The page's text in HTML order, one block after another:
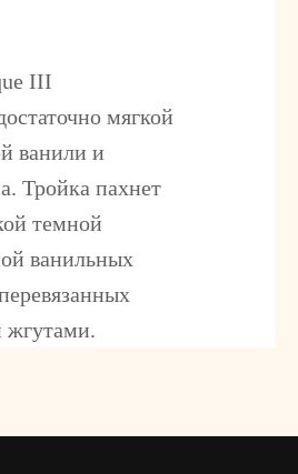
III
мягкой
ванили и
Тройка пахнет
темной
ванильных